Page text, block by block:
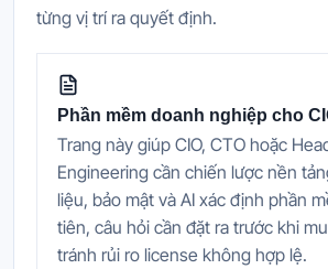
từng vị trí ra quyết định.
Phần mềm doanh nghiệp cho
Trang này giúp CIO, CTO hoặc
Engineering cần chiến lược nền
liệu, bảo mật và AI xác định phần
tiên, câu hỏi cần đặt ra trước khi
tránh rủi ro license không hợp lệ.